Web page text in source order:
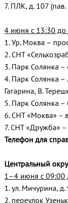
7. ПЛК, д. 107
4 июня с 13:30 до
1. Ур. Моква –
2. СНТ
3. Парк Солянка
4. Парк Солянка –
Гагарина, В.
5. Парк Солянка
6. СНТ «Моква» –
7. СНТ «Дружба» –
Телефон для
Центральный
1–4 июня с 09:00
1. ул. Мичурина,
2. переулок